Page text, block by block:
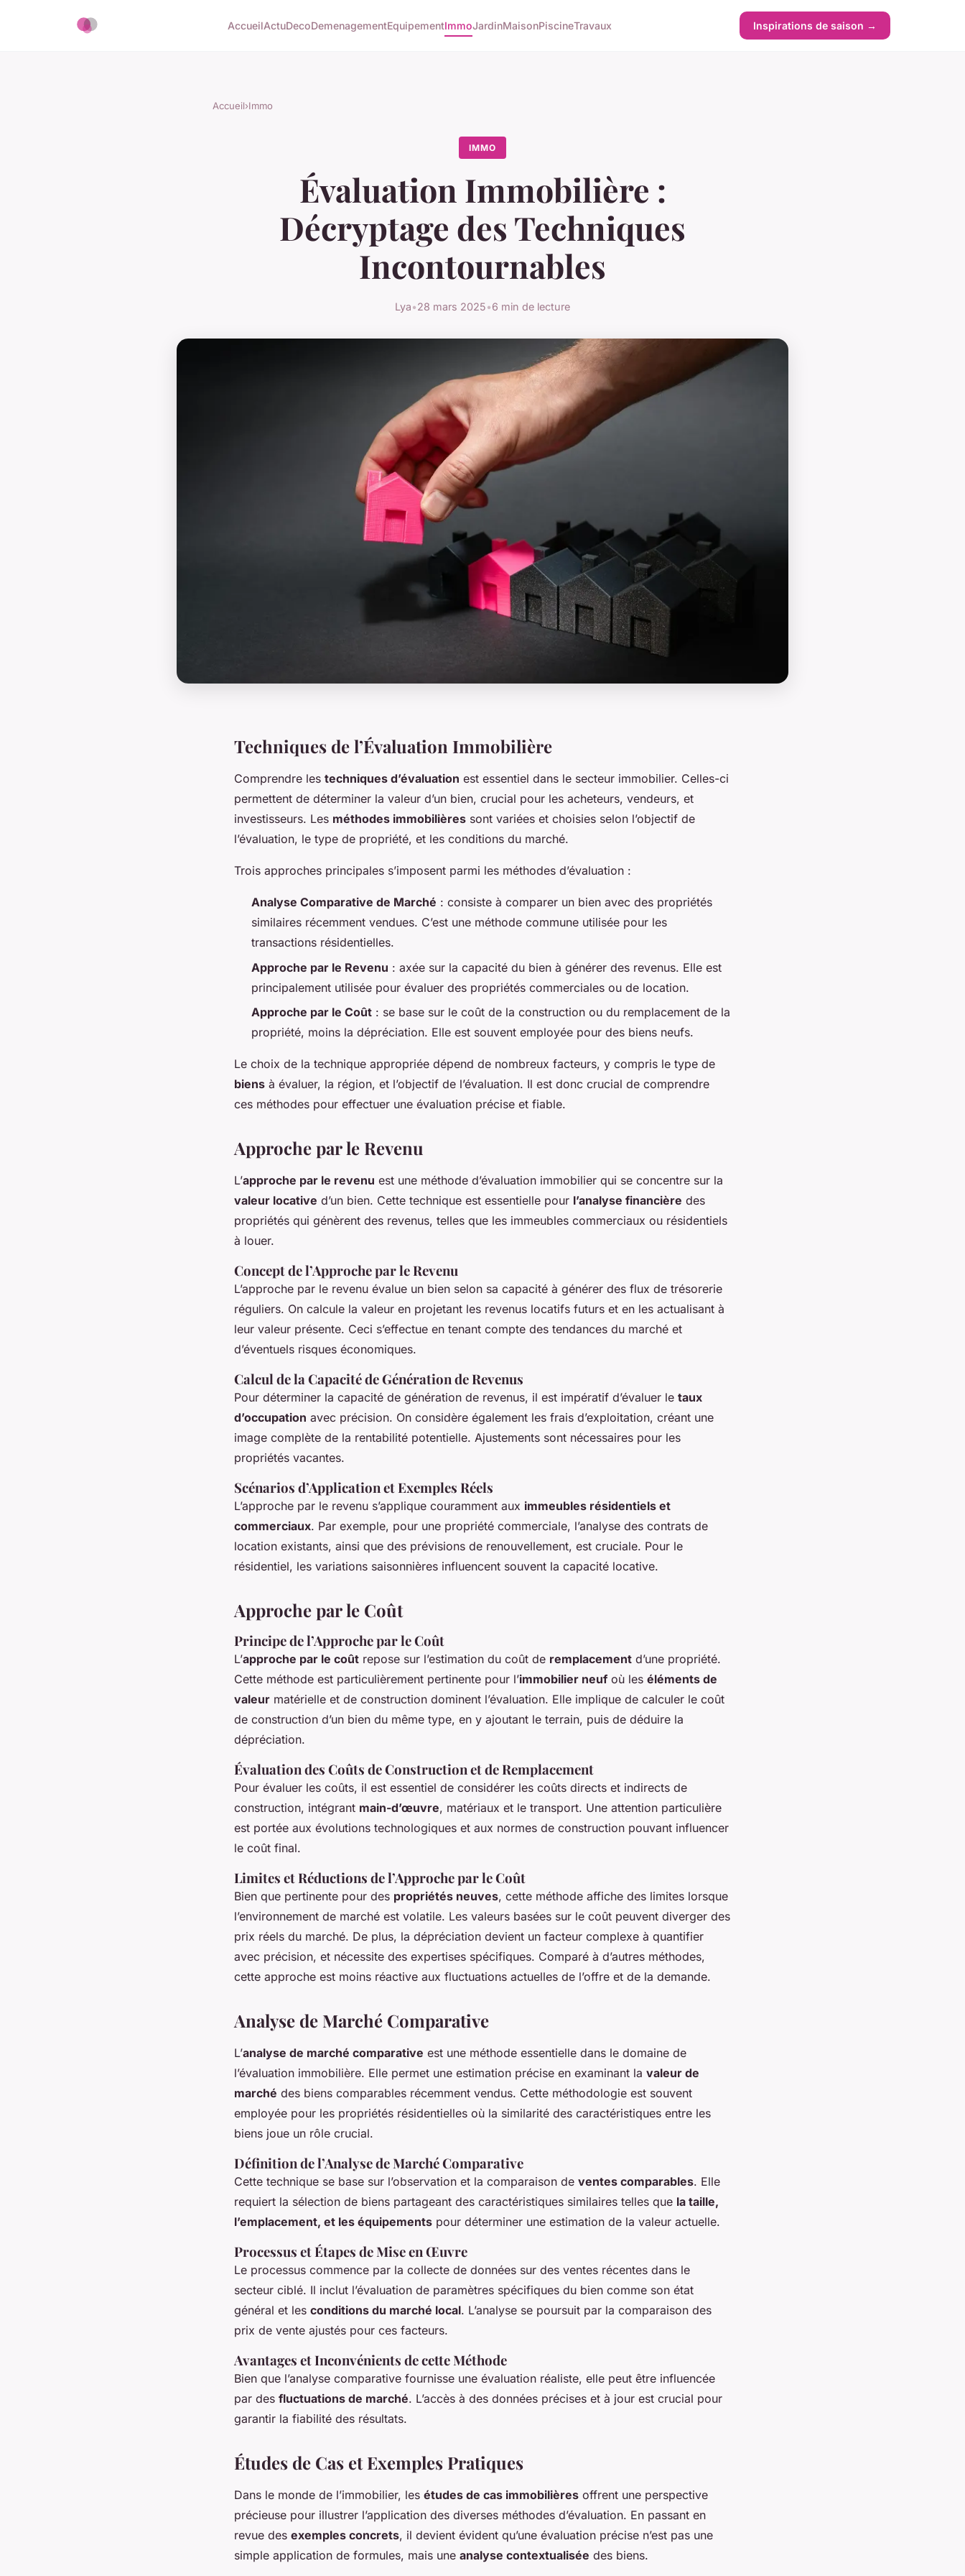
AccueilActuDecoDemenagementEquipementImmoJardinMaisonPiscineTravaux Inspirations de saison →
Accueil›Immo
IMMO
Évaluation Immobilière :
Décryptage des Techniques
Incontournables
Lya•28 mars 2025•6 min de lecture
Techniques de l’Évaluation Immobilière
Comprendre les techniques d’évaluation est essentiel dans le secteur immobilier. Celles-ci
permettent de déterminer la valeur d’un bien, crucial pour les acheteurs, vendeurs, et
investisseurs. Les méthodes immobilières sont variées et choisies selon l’objectif de
l’évaluation, le type de propriété, et les conditions du marché.
Trois approches principales s’imposent parmi les méthodes d’évaluation :
Analyse Comparative de Marché : consiste à comparer un bien avec des propriétés
similaires récemment vendues. C’est une méthode commune utilisée pour les
transactions résidentielles.
Approche par le Revenu : axée sur la capacité du bien à générer des revenus. Elle est
principalement utilisée pour évaluer des propriétés commerciales ou de location.
Approche par le Coût : se base sur le coût de la construction ou du remplacement de la
propriété, moins la dépréciation. Elle est souvent employée pour des biens neufs.
Le choix de la technique appropriée dépend de nombreux facteurs, y compris le type de
biens à évaluer, la région, et l’objectif de l’évaluation. Il est donc crucial de comprendre
ces méthodes pour effectuer une évaluation précise et fiable.
Approche par le Revenu
L’approche par le revenu est une méthode d’évaluation immobilier qui se concentre sur la
valeur locative d’un bien. Cette technique est essentielle pour l’analyse financière des
propriétés qui génèrent des revenus, telles que les immeubles commerciaux ou résidentiels
à louer.
Concept de l’Approche par le Revenu
L’approche par le revenu évalue un bien selon sa capacité à générer des flux de trésorerie
réguliers. On calcule la valeur en projetant les revenus locatifs futurs et en les actualisant à
leur valeur présente. Ceci s’effectue en tenant compte des tendances du marché et
d’éventuels risques économiques.
Calcul de la Capacité de Génération de Revenus
Pour déterminer la capacité de génération de revenus, il est impératif d’évaluer le taux
d’occupation avec précision. On considère également les frais d’exploitation, créant une
image complète de la rentabilité potentielle. Ajustements sont nécessaires pour les
propriétés vacantes.
Scénarios d’Application et Exemples Réels
L’approche par le revenu s’applique couramment aux immeubles résidentiels et
commerciaux. Par exemple, pour une propriété commerciale, l’analyse des contrats de
location existants, ainsi que des prévisions de renouvellement, est cruciale. Pour le
résidentiel, les variations saisonnières influencent souvent la capacité locative.
Approche par le Coût
Principe de l’Approche par le Coût
L’approche par le coût repose sur l’estimation du coût de remplacement d’une propriété.
Cette méthode est particulièrement pertinente pour l’immobilier neuf où les éléments de
valeur matérielle et de construction dominent l’évaluation. Elle implique de calculer le coût
de construction d’un bien du même type, en y ajoutant le terrain, puis de déduire la
dépréciation.
Évaluation des Coûts de Construction et de Remplacement
Pour évaluer les coûts, il est essentiel de considérer les coûts directs et indirects de
construction, intégrant main-d’œuvre, matériaux et le transport. Une attention particulière
est portée aux évolutions technologiques et aux normes de construction pouvant influencer
le coût final.
Limites et Réductions de l’Approche par le Coût
Bien que pertinente pour des propriétés neuves, cette méthode affiche des limites lorsque
l’environnement de marché est volatile. Les valeurs basées sur le coût peuvent diverger des
prix réels du marché. De plus, la dépréciation devient un facteur complexe à quantifier
avec précision, et nécessite des expertises spécifiques. Comparé à d’autres méthodes,
cette approche est moins réactive aux fluctuations actuelles de l’offre et de la demande.
Analyse de Marché Comparative
L’analyse de marché comparative est une méthode essentielle dans le domaine de
l’évaluation immobilière. Elle permet une estimation précise en examinant la valeur de
marché des biens comparables récemment vendus. Cette méthodologie est souvent
employée pour les propriétés résidentielles où la similarité des caractéristiques entre les
biens joue un rôle crucial.
Définition de l’Analyse de Marché Comparative
Cette technique se base sur l’observation et la comparaison de ventes comparables. Elle
requiert la sélection de biens partageant des caractéristiques similaires telles que la taille,
l’emplacement, et les équipements pour déterminer une estimation de la valeur actuelle.
Processus et Étapes de Mise en Œuvre
Le processus commence par la collecte de données sur des ventes récentes dans le
secteur ciblé. Il inclut l’évaluation de paramètres spécifiques du bien comme son état
général et les conditions du marché local. L’analyse se poursuit par la comparaison des
prix de vente ajustés pour ces facteurs.
Avantages et Inconvénients de cette Méthode
Bien que l’analyse comparative fournisse une évaluation réaliste, elle peut être influencée
par des fluctuations de marché. L’accès à des données précises et à jour est crucial pour
garantir la fiabilité des résultats.
Études de Cas et Exemples Pratiques
Dans le monde de l’immobilier, les études de cas immobilières offrent une perspective
précieuse pour illustrer l’application des diverses méthodes d’évaluation. En passant en
revue des exemples concrets, il devient évident qu’une évaluation précise n’est pas une
simple application de formules, mais une analyse contextualisée des biens.